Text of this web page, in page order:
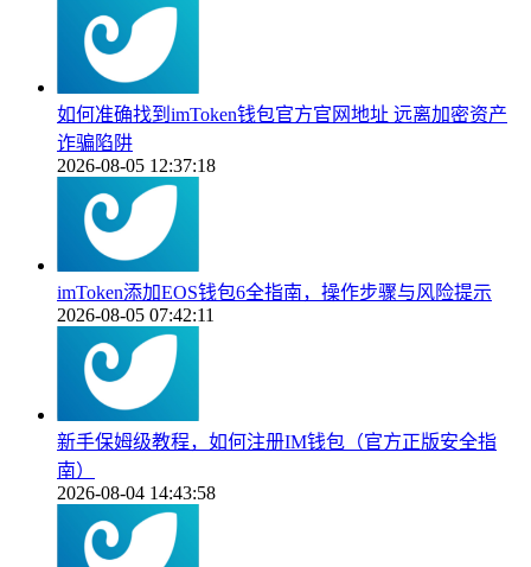
如何准确找到imToken钱包官方官网地址 远离加密资产
诈骗陷阱
2026-08-05 12:37:18
imToken添加EOS钱包6全指南，操作步骤与风险提示
2026-08-05 07:42:11
新手保姆级教程，如何注册IM钱包（官方正版安全指
南）
2026-08-04 14:43:58